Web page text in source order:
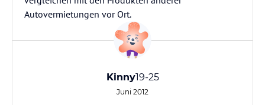
Autovermietungen vor Ort.
Kinny19-25
Juni 2012